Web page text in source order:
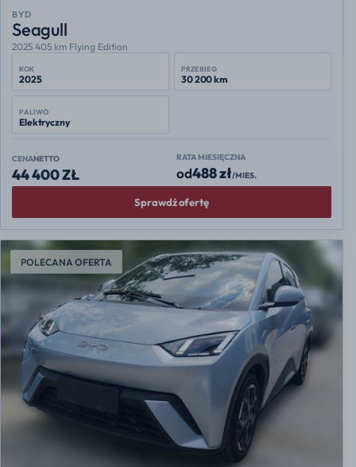
BYD
Seagull
2025 405 km Flying Edition
ROK
2025
PRZEBIEG
30 200 km
PALIWO
Elektryczny
CENANETTO
44 400 ZŁ
RATA MIESIĘCZNA
od488 zł/MIES.
Sprawdź ofertę
POLECANA OFERTA